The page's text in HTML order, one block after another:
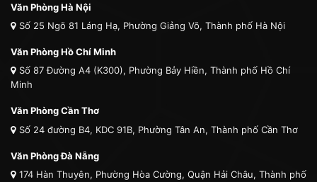
Văn Phòng Hà Nội
Số 25 Ngõ 81 Láng Hạ, Phường Giảng Võ, Thành phố Hà Nội
Văn Phòng Hồ Chí Minh
Số 87 Đường A4 (K300), Phường Bảy Hiền, Thành phố Hồ Chí
Minh
Văn Phòng Cần Thơ
Số 24 đường B4, KDC 91B, Phường Tân An, Thành phố Cần Thơ
Văn Phòng Đà Nẵng
174 Hàn Thuyên, Phường Hòa Cường, Quận Hải Châu, Thành phố